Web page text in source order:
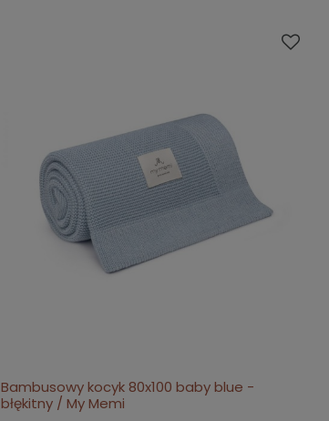
do koszyka
Bambusowy kocyk 80x100 baby blue -
błękitny / My Memi